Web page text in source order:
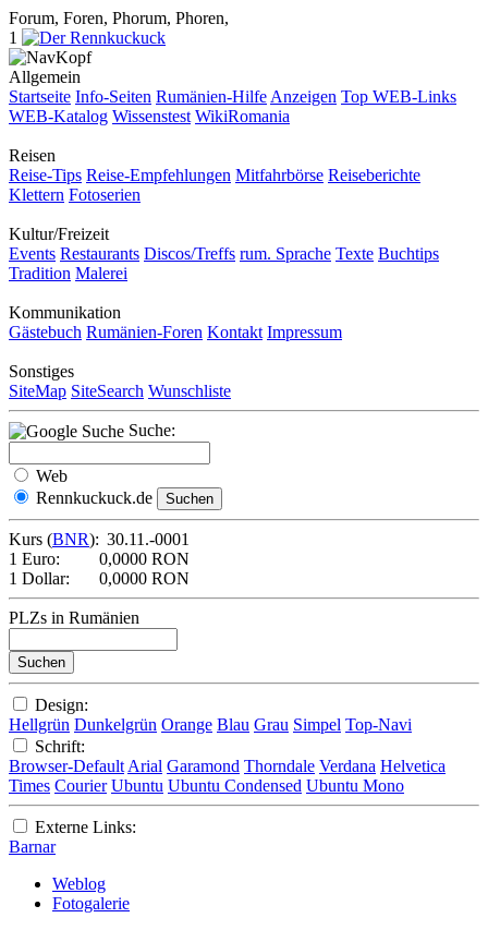
Forum, Foren, Phorum, Phoren,
1
Allgemein
Startseite Info-Seiten Rumänien-Hilfe Anzeigen Top WEB-Links
WEB-Katalog Wissenstest WikiRomania
Reisen
Reise-Tips Reise-Empfehlungen Mitfahrbörse Reiseberichte
Klettern Fotoserien
Kultur/Freizeit
Events Restaurants Discos/Treffs rum. Sprache Texte Buchtips
Tradition Malerei
Kommunikation
Gästebuch Rumänien-Foren Kontakt Impressum
Sonstiges
SiteMap SiteSearch Wunschliste
Suche:
Web
Rennkuckuck.de
Kurs (BNR): 30.11.-0001
1 Euro:
0,0000 RON
1 Dollar:
0,0000 RON
PLZs in Rumänien
Design:
Hellgrün Dunkelgrün Orange Blau Grau Simpel Top-Navi
Schrift:
Browser-Default Arial Garamond Thorndale Verdana Helvetica
Times Courier Ubuntu Ubuntu Condensed Ubuntu Mono
Externe Links:
Barnar
Weblog
Fotogalerie